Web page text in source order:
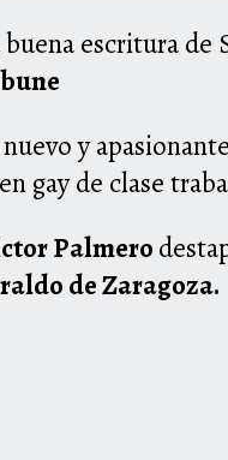
buena escritura
nuevo y
gay de clase
Palmero
de Zaragoza.